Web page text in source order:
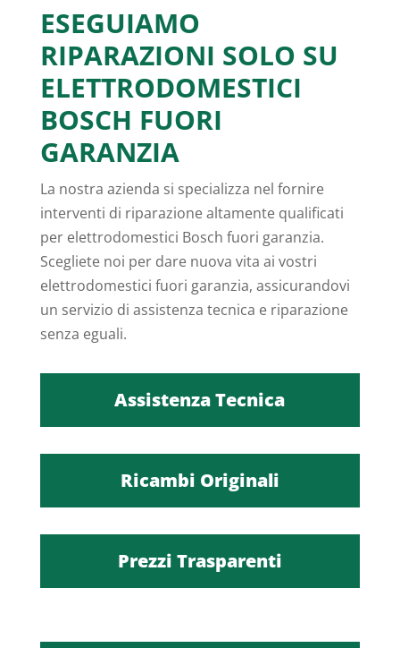
ESEGUIAMO
RIPARAZIONI SOLO SU
ELETTRODOMESTICI
BOSCH FUORI
GARANZIA
La nostra azienda si specializza nel fornire
interventi di riparazione altamente qualificati
per elettrodomestici Bosch fuori garanzia.
Scegliete noi per dare nuova vita ai vostri
elettrodomestici fuori garanzia, assicurandovi
un servizio di assistenza tecnica e riparazione
senza eguali.
Assistenza Tecnica
Ricambi Originali
Prezzi Trasparenti